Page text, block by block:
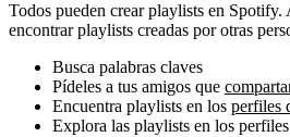
Todos pueden crear playlists en
encontrar playlists creadas por otras
Busca palabras claves
Pídeles a tus amigos que
Encuentra playlists en los perfiles
Explora las playlists en los